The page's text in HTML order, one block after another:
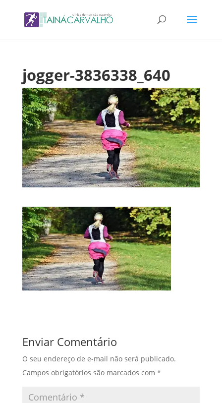
jogger-3836338_640
Enviar Comentário
O seu endereço de e-mail não será publicado.
Campos obrigatórios são marcados com *